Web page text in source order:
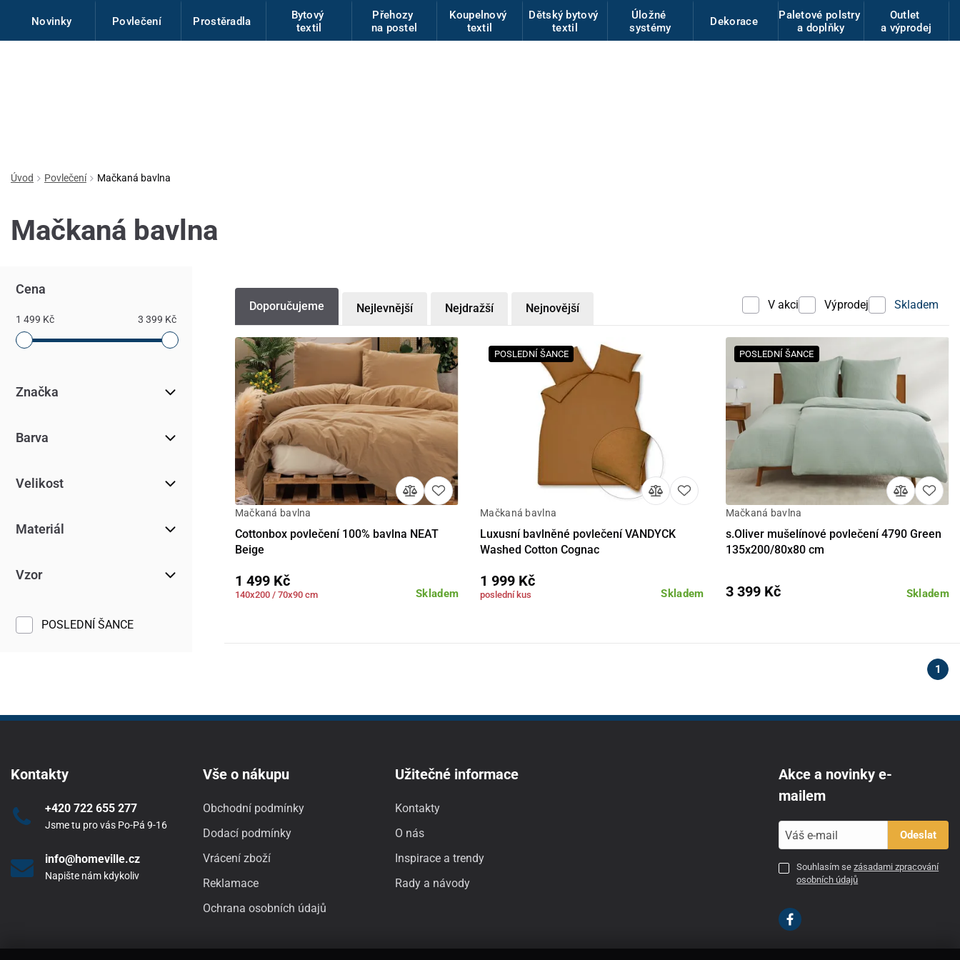
Novinky Povlečení Prostěradla
Bytový
textil
Přehozy
na postel
Koupelnový
textil
Dětský bytový
textil
Úložné
systémy
Dekorace
Paletové polstry
a doplňky
Outlet
a výprodej
Úvod Povlečení Mačkaná bavlna
Mačkaná bavlna
Cena
1 499 Kč 3 399 Kč
Značka
Barva
Velikost
Materiál
Vzor
POSLEDNÍ ŠANCE
Doporučujeme Nejlevnější Nejdražší Nejnovější V akci Výprodej Skladem
Mačkaná bavlna
Cottonbox povlečení 100% bavlna NEAT
Beige
Skladem
1 499 Kč
140x200 / 70x90 cm
POSLEDNÍ ŠANCE
Mačkaná bavlna
Luxusní bavlněné povlečení VANDYCK
Washed Cotton Cognac
Skladem
1 999 Kč
poslední kus
POSLEDNÍ ŠANCE
Mačkaná bavlna
s.Oliver mušelínové povlečení 4790 Green
135x200/80x80 cm
Skladem
3 399 Kč
1
Kontakty
+420 722 655 277
Jsme tu pro vás Po-Pá 9-16
info@homeville.cz
Napište nám kdykoliv
Vše o nákupu
Obchodní podmínky
Dodací podmínky
Vrácení zboží
Reklamace
Ochrana osobních údajů
Užitečné informace
Kontakty
O nás
Inspirace a trendy
Rady a návody
Akce a novinky e-
mailem
Odeslat
Souhlasím sezásadami zpracování
osobních údajů